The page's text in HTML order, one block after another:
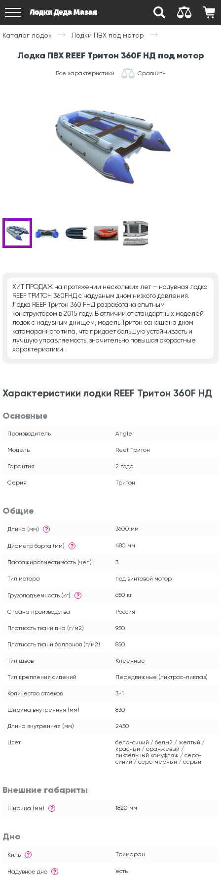
Лодки Деда Мазая
Каталог лодок Лодки ПВХ под мотор
Лодка ПВХ REEF Тритон 360F НД под мотор
Все характеристики Сравнить
ХИТ ПРОДАЖ на протяжении нескольких лет — надувная лодка
REEF ТРИТОН 360FНД с надувным дном низкого давления.
Лодка REEF Тритон 360 FНД разработана опытным
конструктором в 2015 году. В отличии от стандартных моделей
лодок с надувным днищем, модель Тритон оснащена дном
катамаранного типа, что придает большую устойчивость и
лучшую управляемость, значительно повышая скоростные
характеристики.
Характеристики лодки REEF Тритон 360F НД
Основные
Производитель Angler
Модель Reef Тритон
Гарантия 2 года
Серия Тритон
Общие
Длина (мм) ? 3600 мм
Диаметр борта (мм) ? 480 мм
Пассажировместимость (чел) 3
Тип мотора под винтовой мотор
Грузоподъемность (кг) ? 650 кг
Страна производства Россия
Плотность ткани дна (г/м2) 950
Плотность ткани баллонов (г/м2) 850
Тип швов Клеенные
Тип крепления сидений Передвижные (ликтрос-ликпаз)
Количество отсеков 3+1
Ширина внутренняя (мм) 830
Длина внутренняя (мм) 2450
Цвет
бело-синий / белый / желтый /
красный / оранжевый /
пиксельный камуфляж / серо-
синий / серо-черный / серый
Внешние габариты
Ширина (мм) ? 1820 мм
Дно
Киль ? Тримаран
Надувное дно ? есть